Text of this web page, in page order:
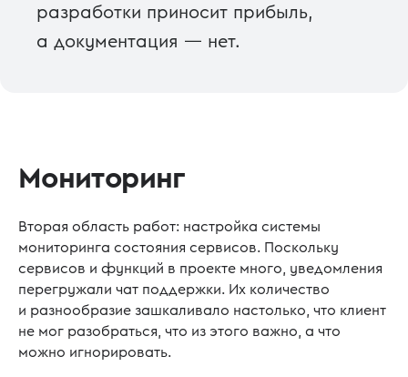
разработки приносит прибыль,
а документация — нет.
Мониторинг
Вторая область работ: настройка системы
мониторинга состояния сервисов. Поскольку
сервисов и функций в проекте много, уведомления
перегружали чат поддержки. Их количество
и разнообразие зашкаливало настолько, что клиент
не мог разобраться, что из этого важно, а что
можно игнорировать.